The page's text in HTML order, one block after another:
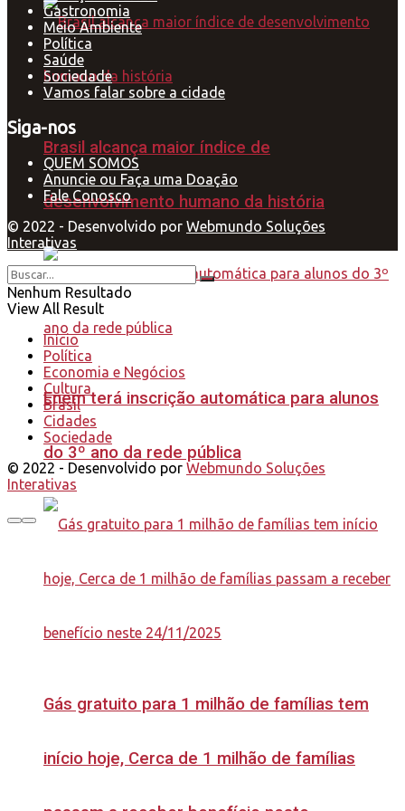
Brasil alcança maior índice de
desenvolvimento humano da história
Enem terá inscrição automática para alunos
do 3º ano da rede pública
Gás gratuito para 1 milhão de famílias tem
início hoje, Cerca de 1 milhão de famílias
Gastronomia
Meio Ambiente
Política
Saúde
Sociedade
Vamos falar sobre a cidade
Siga-nos
QUEM SOMOS
Anuncie ou Faça uma Doação
Fale Conosco
© 2022 - Desenvolvido por Webmundo Soluções
Interativas
Nenhum Resultado
View All Result
Início
Política
Economia e Negócios
Cultura
Brasil
Cidades
Sociedade
© 2022 - Desenvolvido por Webmundo Soluções
Interativas